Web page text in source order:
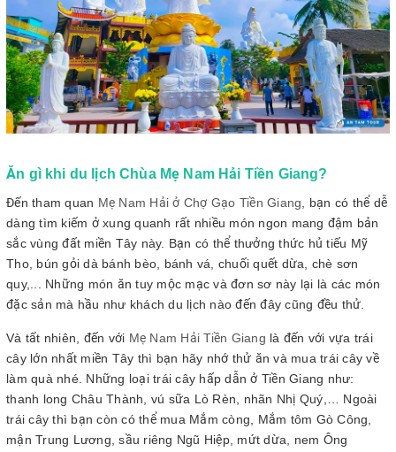
Ăn gì khi du lịch Chùa Mẹ Nam Hải Tiền Giang?
Đến tham quan Mẹ Nam Hải ở Chợ Gạo Tiền Giang , bạn có thể dễ
dàng tìm kiếm ở xung quanh rất nhiều món ngon mang đậm bản
sắc vùng đất miền Tây này. Bạn có thể thưởng thức hủ tiếu Mỹ
Tho, bún gỏi dà bánh bèo, bánh vá, chuối quết dừa, chè sơn
quy,... Những món ăn tuy mộc mạc và đơn sơ này lại là các món
đặc sản mà hầu như khách du lịch nào đến đây cũng đều thử.
Và tất nhiên, đến với Mẹ Nam Hải Tiền Giang là đến với vựa trái
cây lớn nhất miền Tây thì bạn hãy nhớ thử ăn và mua trái cây về
làm quà nhé. Những loại trái cây hấp dẫn ở Tiền Giang như:
thanh long Châu Thành, vú sữa Lò Rèn, nhãn Nhị Quý,… Ngoài
trái cây thì bạn còn có thể mua Mắm còng, Mắm tôm Gò Công,
mận Trung Lương, sầu riêng Ngũ Hiệp, mứt dừa, nem Ông